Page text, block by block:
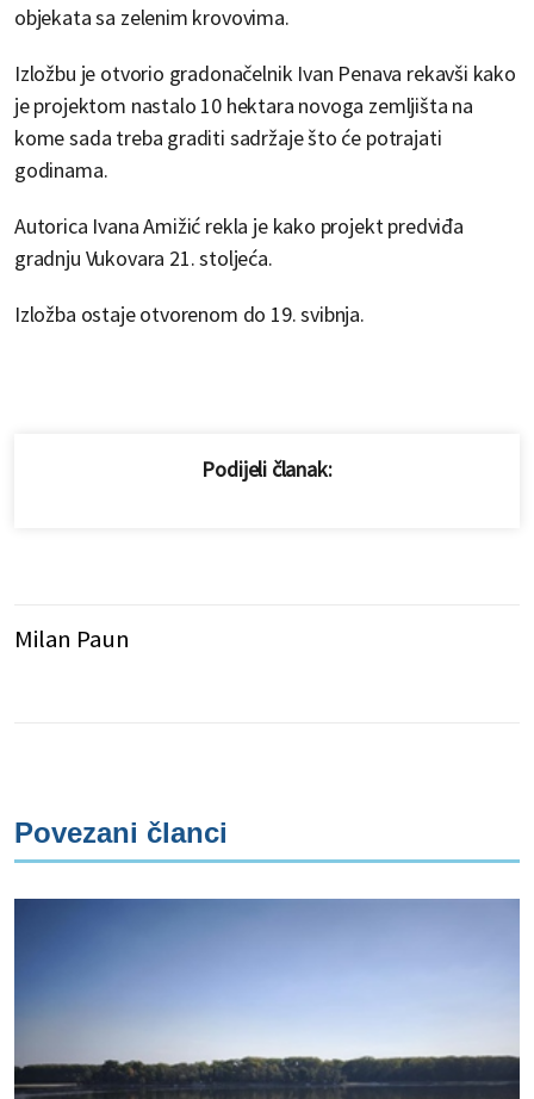
objekata sa zelenim krovovima.
Izložbu je otvorio gradonačelnik Ivan Penava rekavši kako
je projektom nastalo 10 hektara novoga zemljišta na
kome sada treba graditi sadržaje što će potrajati
godinama.
Autorica Ivana Amižić rekla je kako projekt predviđa
gradnju Vukovara 21. stoljeća.
Izložba ostaje otvorenom do 19. svibnja.
Podijeli članak:
Milan Paun
Povezani članci